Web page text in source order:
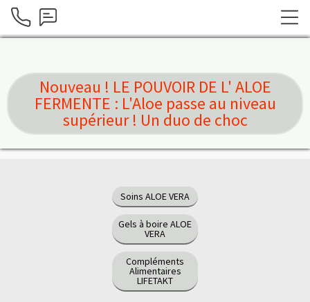
Nouveau ! LE POUVOIR DE L' ALOE
FERMENTE : L'Aloe passe au niveau
supérieur ! Un duo de choc
Soins ALOE VERA
Gels à boire ALOE
VERA
Compléments
Alimentaires
LIFETAKT